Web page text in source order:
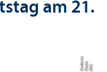
am 21.
Bil
d:
P
h
o
t
oP
r
o
ß
wi
t
z